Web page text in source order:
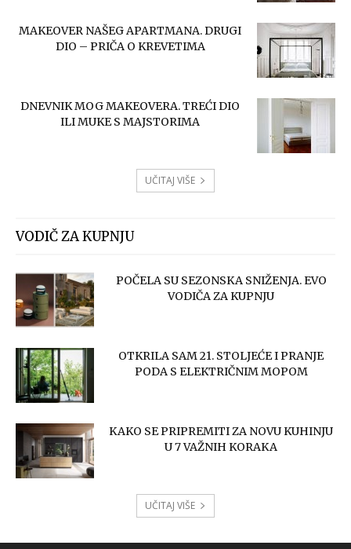
MAKEOVER NAŠEG APARTMANA. DRUGI
DIO – PRIČA O KREVETIMA
DNEVNIK MOG MAKEOVERA. TREĆI DIO
ILI MUKE S MAJSTORIMA
UČITAJ VIŠE
VODIČ ZA KUPNJU
POČELA SU SEZONSKA SNIŽENJA. EVO
VODIČA ZA KUPNJU
OTKRILA SAM 21. STOLJEĆE I PRANJE
PODA S ELEKTRIČNIM MOPOM
KAKO SE PRIPREMITI ZA NOVU KUHINJU
U 7 VAŽNIH KORAKA
UČITAJ VIŠE